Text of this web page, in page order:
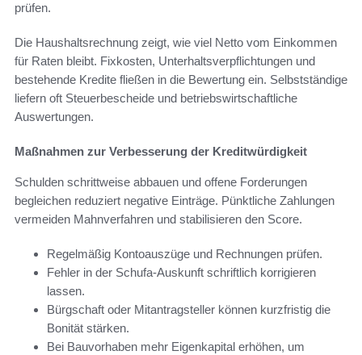
prüfen.
Die Haushaltsrechnung zeigt, wie viel Netto vom Einkommen
für Raten bleibt. Fixkosten, Unterhaltsverpflichtungen und
bestehende Kredite fließen in die Bewertung ein. Selbstständige
liefern oft Steuerbescheide und betriebswirtschaftliche
Auswertungen.
Maßnahmen zur Verbesserung der Kreditwürdigkeit
Schulden schrittweise abbauen und offene Forderungen
begleichen reduziert negative Einträge. Pünktliche Zahlungen
vermeiden Mahnverfahren und stabilisieren den Score.
Regelmäßig Kontoauszüge und Rechnungen prüfen.
Fehler in der Schufa-Auskunft schriftlich korrigieren
lassen.
Bürgschaft oder Mitantragsteller können kurzfristig die
Bonität stärken.
Bei Bauvorhaben mehr Eigenkapital erhöhen, um